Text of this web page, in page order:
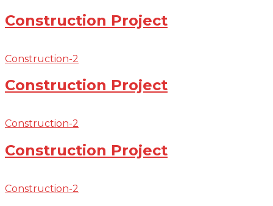
Construction Project
Construction-2
Construction Project
Construction-2
Construction Project
Construction-2